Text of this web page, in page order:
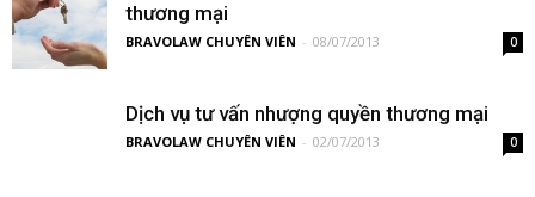
thương mại
BRAVOLAW CHUYÊN VIÊN - 08/07/2013 0
Dịch vụ tư vấn nhượng quyền thương mại
BRAVOLAW CHUYÊN VIÊN - 02/07/2013 0